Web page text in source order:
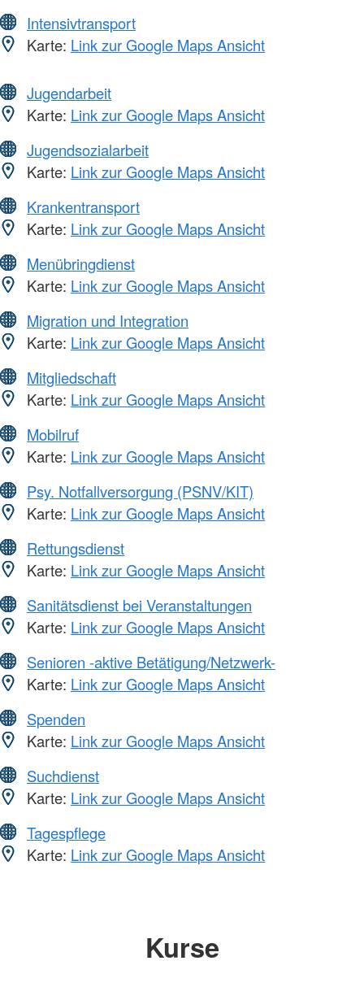
Intensivtransport
Karte: Link zur Google Maps Ansicht
Jugendarbeit
Karte: Link zur Google Maps Ansicht
Jugendsozialarbeit
Karte: Link zur Google Maps Ansicht
Krankentransport
Karte: Link zur Google Maps Ansicht
Menübringdienst
Karte: Link zur Google Maps Ansicht
Migration und Integration
Karte: Link zur Google Maps Ansicht
Mitgliedschaft
Karte: Link zur Google Maps Ansicht
Mobilruf
Karte: Link zur Google Maps Ansicht
Psy. Notfallversorgung (PSNV/KIT)
Karte: Link zur Google Maps Ansicht
Rettungsdienst
Karte: Link zur Google Maps Ansicht
Sanitätsdienst bei Veranstaltungen
Karte: Link zur Google Maps Ansicht
Senioren -aktive Betätigung/Netzwerk-
Karte: Link zur Google Maps Ansicht
Spenden
Karte: Link zur Google Maps Ansicht
Suchdienst
Karte: Link zur Google Maps Ansicht
Tagespflege
Karte: Link zur Google Maps Ansicht
Kurse